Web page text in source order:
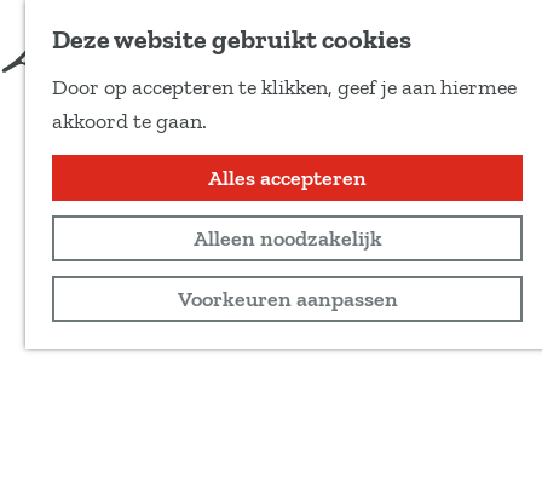
Deze website gebruikt cookies
Door op accepteren te klikken, geef je aan hiermee
akkoord te gaan.
Alles accepteren
Alleen noodzakelijk
Voorkeuren aanpassen